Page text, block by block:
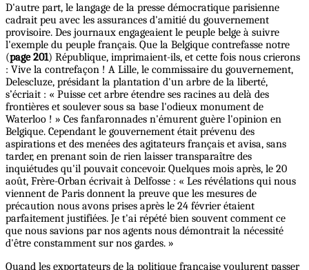
D'autre part, le langage de la presse démocratique parisienne
cadrait peu avec les assurances d'amitié du gouvernement
provisoire. Des journaux engageaient le peuple belge à suivre
l'exemple du peuple français. Que la Belgique contrefasse notre
(page 201) République, imprimaient-ils, et cette fois nous crierons
: Vive la contrefaçon ! A Lille, le commissaire du gouvernement,
Delescluze, présidant la plantation d'un arbre de la liberté,
s’écriait : « Puisse cet arbre étendre ses racines au delà des
frontières et soulever sous sa base l'odieux monument de
Waterloo ! » Ces fanfaronnades n'émurent guère l'opinion en
Belgique. Cependant le gouvernement était prévenu des
aspirations et des menées des agitateurs français et avisa, sans
tarder, en prenant soin de rien laisser transparaître des
inquiétudes qu'il pouvait concevoir. Quelques mois après, le 20
août, Frère-Orban écrivait à Delfosse : « Les révélations qui nous
viennent de Paris donnent la preuve que les mesures de
précaution nous avons prises après le 24 février étaient
parfaitement justifiées. Je t'ai répété bien souvent comment ce
que nous savions par nos agents nous démontrait la nécessité
d'être constamment sur nos gardes. »
Quand les exportateurs de la politique française voulurent passer